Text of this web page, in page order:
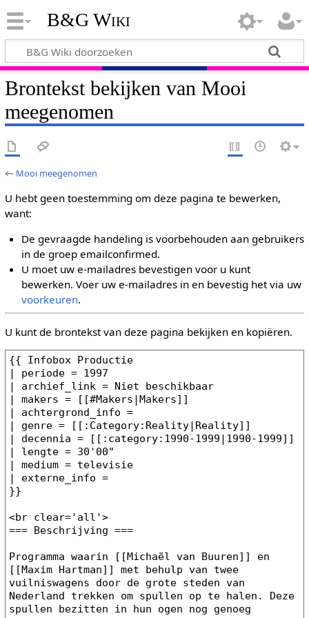
B&G Wiki
Brontekst bekijken van Mooi
meegenomen
← Mooi meegenomen
U hebt geen toestemming om deze pagina te bewerken,
want:
De gevraagde handeling is voorbehouden aan gebruikers
in de groep emailconfirmed.
U moet uw e-mailadres bevestigen voor u kunt
bewerken. Voer uw e-mailadres in en bevestig het via uw
voorkeuren.
U kunt de brontekst van deze pagina bekijken en kopiëren.